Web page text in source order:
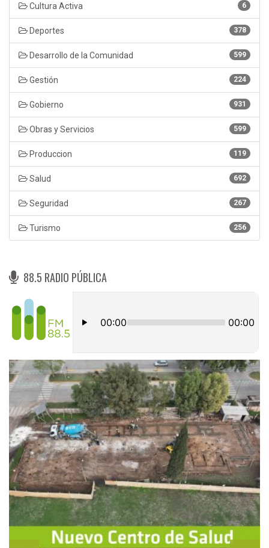
6
Cultura Activa
378
Deportes
599
Desarrollo de la Comunidad
224
Gestión
931
Gobierno
599
Obras y Servicios
119
Produccion
692
Salud
267
Seguridad
256
Turismo
88.5 RADIO PÚBLICA